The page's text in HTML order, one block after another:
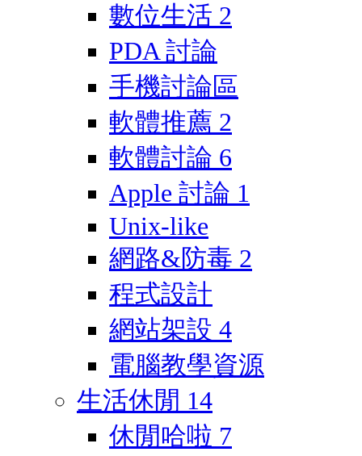
數位生活 2
PDA 討論
手機討論區
軟體推薦 2
軟體討論 6
Apple 討論 1
Unix-like
網路&防毒 2
程式設計
網站架設 4
電腦教學資源
生活休閒 14
休閒哈啦 7